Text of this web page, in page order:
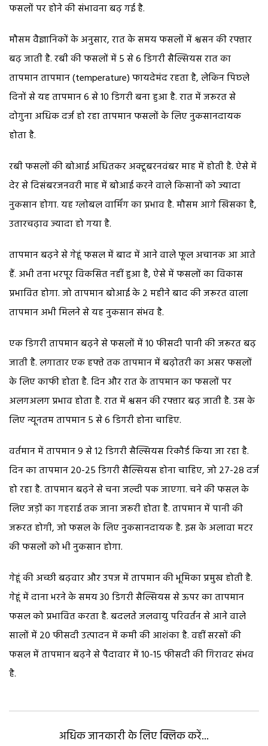
फसलों पर होने की संभावना बढ़ गई है.
मौसम वैज्ञानिकों के अनुसार, रात के समय फसलों में श्वसन की रफ्तार
बढ़ जाती है. रबी की फसलों में 5 से 6 डिगरी सैल्सियस रात का
तापमान तापमान (temperature) फायदेमंद रहता है, लेकिन पिछले
दिनों से यह तापमान 6 से 10 डिगरी बना हुआ है. रात में जरूरत से
दोगुना अधिक दर्ज हो रहा तापमान फसलों के लिए नुकसानदायक
होता है.
रबी फसलों की बोआई अधितकर अक्टूबरनवंबर माह में होती है. ऐसे में
देर से दिसंबरजनवरी माह में बोआई करने वाले किसानों को ज्यादा
नुकसान होगा. यह ग्लोबल वार्मिंग का प्रभाव है. मौसम आगे खिसका है,
उतारचढ़ाव ज्यादा हो गया है.
तापमान बढ़ने से गेहूं फसल में बाद में आने वाले फूल अचानक आ आते
हैं. अभी तना भरपूर विकसित नहीं हुआ है, ऐसे में फसलों का विकास
प्रभावित होगा. जो तापमान बोआई के 2 महीने बाद की जरूरत वाला
तापमान अभी मिलने से यह नुकसान संभव है.
एक डिगरी तापमान बढ़ने से फसलों में 10 फीसदी पानी की जरूरत बढ़
जाती है. लगातार एक हफ्ते तक तापमान में बढ़ोतरी का असर फसलों
के लिए काफी होता है. दिन और रात के तापमान का फसलों पर
अलगअलग प्रभाव होता है. रात में श्वसन की रफ्तार बढ़ जाती है. उस के
लिए न्यूनतम तापमान 5 से 6 डिगरी होना चाहिए.
वर्तमान में तापमान 9 से 12 डिगरी सैल्सियस रिकौर्ड किया जा रहा है.
दिन का तापमान 20-25 डिगरी सैल्सियस होना चाहिए, जो 27-28 दर्ज
हो रहा है. तापमान बढ़ने से चना जल्दी पक जाएगा. चने की फसल के
लिए जड़ों का गहराई तक जाना जरूरी होता है. तापमान में पानी की
जरूरत होगी, जो फसल के लिए नुकसानदायक है. इस के अलावा मटर
की फसलों को भी नुकसान होगा.
गेहूं की अच्छी बढ़वार और उपज में तापमान की भूमिका प्रमुख होती है.
गेहूं में दाना भरने के समय 30 डिगरी सैल्सियस से ऊपर का तापमान
फसल को प्रभावित करता है. बदलते जलवायु परिवर्तन से आने वाले
सालों में 20 फीसदी उत्पादन में कमी की आशंका है. वहीं सरसों की
फसल में तापमान बढ़ने से पैदावार में 10-15 फीसदी की गिरावट संभव
है.
अधिक जानकारी के लिए क्लिक करें...